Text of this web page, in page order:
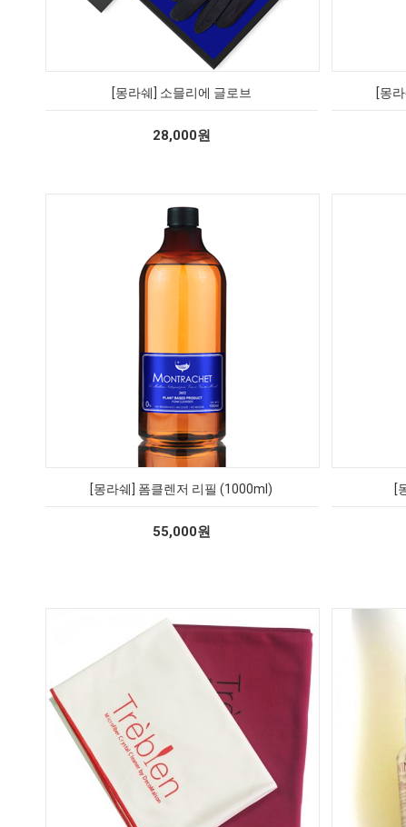
[몽라쉐] 소믈리에 글로브
28,000원
[몽
[몽라쉐] 폼클렌저 리필 (1000ml)
55,000원
[